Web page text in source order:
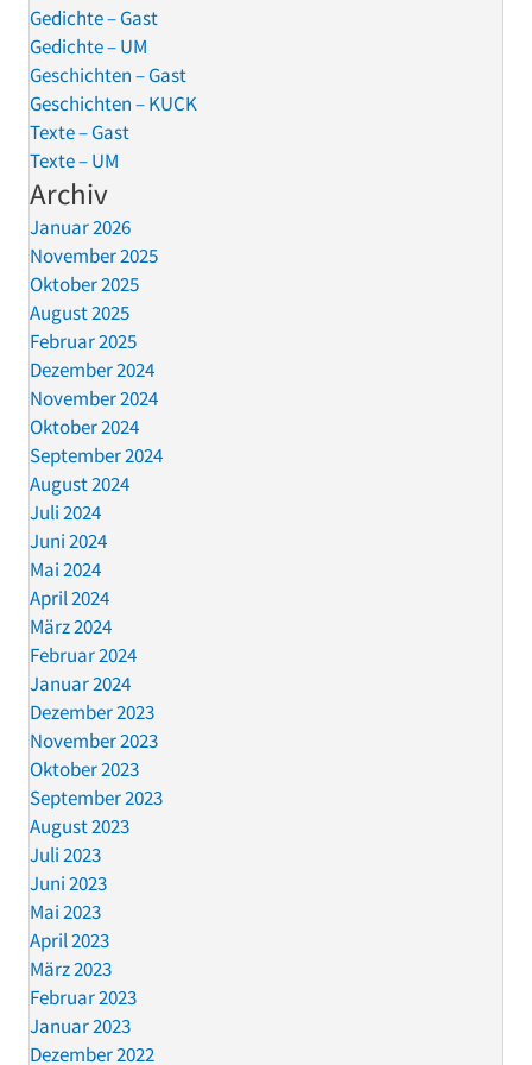
Gedichte – Gast
Gedichte – UM
Geschichten – Gast
Geschichten – KUCK
Texte – Gast
Texte – UM
Archiv
Januar 2026
November 2025
Oktober 2025
August 2025
Februar 2025
Dezember 2024
November 2024
Oktober 2024
September 2024
August 2024
Juli 2024
Juni 2024
Mai 2024
April 2024
März 2024
Februar 2024
Januar 2024
Dezember 2023
November 2023
Oktober 2023
September 2023
August 2023
Juli 2023
Juni 2023
Mai 2023
April 2023
März 2023
Februar 2023
Januar 2023
Dezember 2022